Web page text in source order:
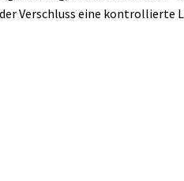
Verschluss eine kontrollierte